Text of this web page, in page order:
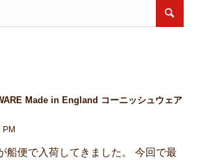
Made in England コーニッシュウェア
PM
船便で入荷してきました。 今回で最